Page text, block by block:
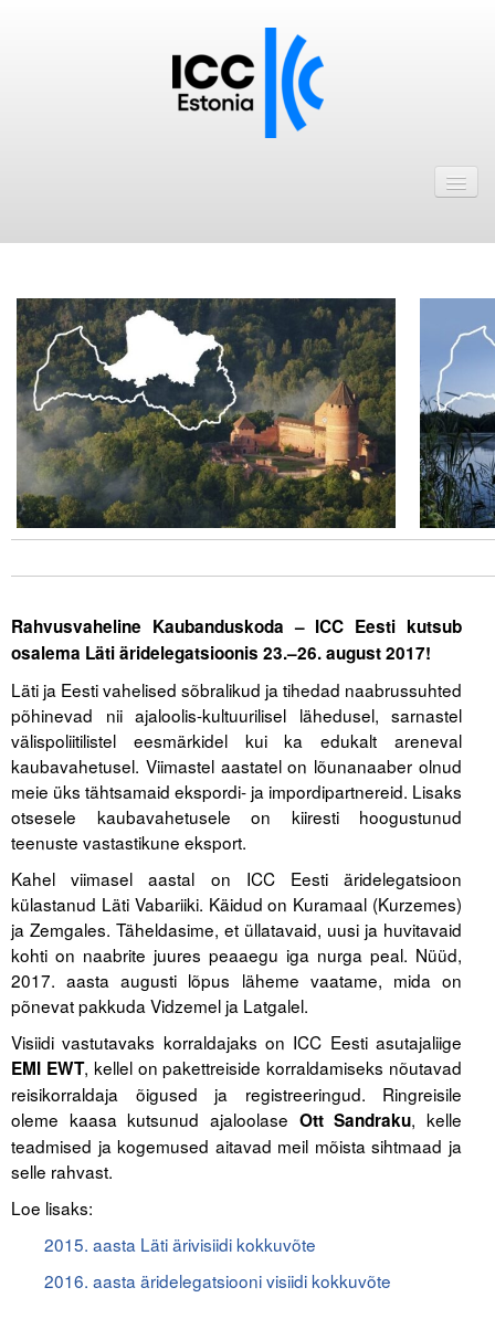
ICC Eesti liikmebaas
Liikmete pakkumised
Astu ICC Eesti liikmeks!
Kalender
ICC Eesti
Tegevused
Arvamus
ICC WBO
ICC komisjonid
Digiraamatukogu
Videod
Kontakt
Liitu meililistiga
Oskusteave
Incoterms® 2020
Abimaterjalid
Rahvusvaheline Kaubanduskoda – ICC Eesti kutsub
osalema Läti äridelegatsioonis 23.–26. august 2017!
Läti ja Eesti vahelised sõbralikud ja tihedad naabrussuhted
põhinevad nii ajaloolis-kultuurilisel lähedusel, sarnastel
välispoliitilistel eesmärkidel kui ka edukalt areneval
kaubavahetusel. Viimastel aastatel on lõunanaaber olnud
meie üks tähtsamaid ekspordi- ja impordipartnereid. Lisaks
otsesele kaubavahetusele on kiiresti hoogustunud
teenuste vastastikune eksport.
Kahel viimasel aastal on ICC Eesti äridelegatsioon
külastanud Läti Vabariiki. Käidud on Kuramaal (Kurzemes)
ja Zemgales. Täheldasime, et üllatavaid, uusi ja huvitavaid
kohti on naabrite juures peaaegu iga nurga peal. Nüüd,
2017. aasta augusti lõpus läheme vaatame, mida on
põnevat pakkuda Vidzemel ja Latgalel.
Visiidi vastutavaks korraldajaks on ICC Eesti asutajaliige
EMI EWT, kellel on pakettreiside korraldamiseks nõutavad
reisikorraldaja õigused ja registreeringud. Ringreisile
oleme kaasa kutsunud ajaloolase Ott Sandraku, kelle
teadmised ja kogemused aitavad meil mõista sihtmaad ja
selle rahvast.
Loe lisaks:
2015. aasta Läti ärivisiidi kokkuvõte
2016. aasta äridelegatsiooni visiidi kokkuvõte